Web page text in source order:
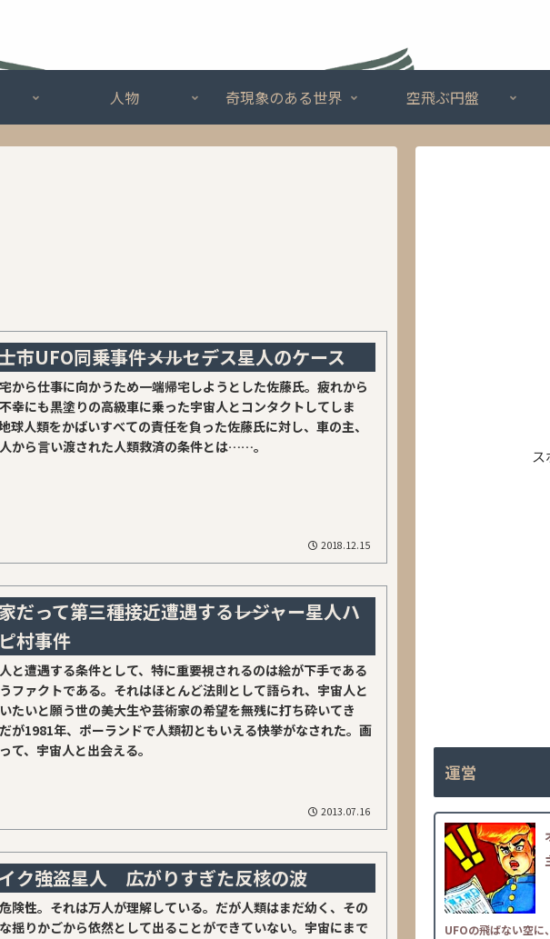
人物 奇現象のある世界 空飛ぶ円盤
市UFO同乗事件――メルセデス星人のケース
から仕事に向かうため一端帰宅しようとした佐藤氏。疲れから
幸にも黒塗りの高級車に乗った宇宙人とコンタクトしてしま
球人類をかばいすべての責任を負った佐藤氏に対し、車の主、
から言い渡された人類救済の条件とは……。
2018.12.15
だって第三種接近遭遇する――レジャー星人ハ
村事件
と遭遇する条件として、特に重要視されるのは絵が下手である
ファクトである。それはほとんど法則として語られ、宇宙人と
たいと願う世の美大生や芸術家の希望を無残に打ち砕いてき
が1981年、ポーランドで人類初ともいえる快挙がなされた。画
て、宇宙人と出会える。
2013.07.16
ク強盗星人 広がりすぎた反核の波
険性。それは万人が理解している。だが人類はまだ幼く、その
揺りかごから依然として出ることができていない。宇宙にまで
運営
UFOの飛ばない空に